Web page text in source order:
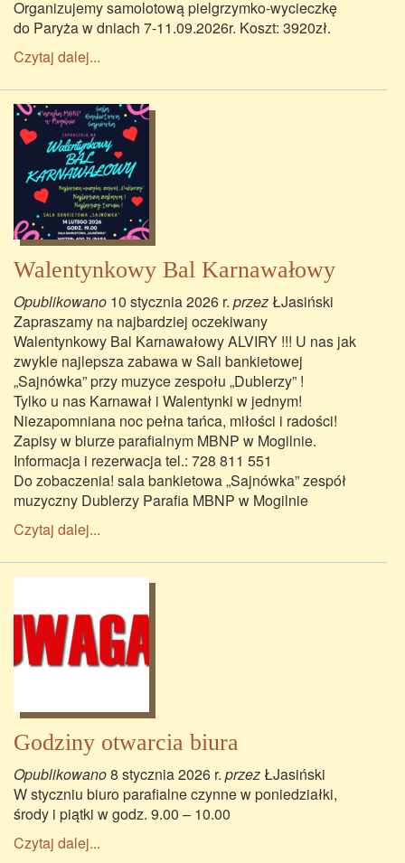
Organizujemy samolotową pielgrzymko-wycieczkę
do Paryża w dniach 7-11.09.2026r. Koszt: 3920zł.
Czytaj dalej...
Walentynkowy Bal Karnawałowy
Opublikowano 10 stycznia 2026 r. przez ŁJasiński
Zapraszamy na najbardziej oczekiwany
Walentynkowy Bal Karnawałowy ALVIRY !!! U nas jak
zwykle najlepsza zabawa w Sali bankietowej
„Sajnówka” przy muzyce zespołu „Dublerzy” !
Tylko u nas Karnawał i Walentynki w jednym!
Niezapomniana noc pełna tańca, miłości i radości!
Zapisy w biurze parafialnym MBNP w Mogilnie.
Informacja i rezerwacja tel.: 728 811 551
Do zobaczenia! sala bankietowa „Sajnówka” zespół
muzyczny Dublerzy Parafia MBNP w Mogilnie
Czytaj dalej...
Godziny otwarcia biura
Opublikowano8 stycznia 2026 r. przez ŁJasiński
W styczniu biuro parafialne czynne w poniedziałki,
środy i piątki w godz. 9.00 – 10.00
Czytaj dalej...